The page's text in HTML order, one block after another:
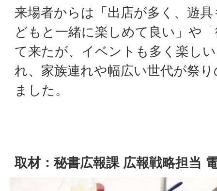
来場者からは「出店が多く、遊
どもと一緒に楽しめて良い」や
て来たが、イベントも多く楽し
れ、家族連れや幅広い世代が祭
ました。
取材：秘書広報課 広報戦略担当